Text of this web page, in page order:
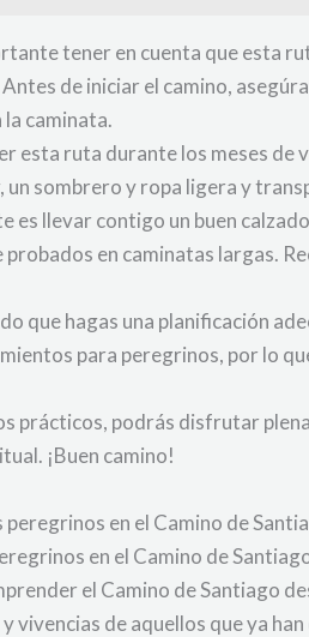
tener en cuenta que esta
de iniciar el camino,
caminata.
esta ruta durante los meses de
sombrero y ropa ligera y
llevar contigo un buen
en caminatas largas.
que hagas una planificación
para peregrinos, por lo
prácticos, podrás disfrutar
¡Buen camino!
en el Camino de
en el Camino de
el Camino de Santiago
vivencias de aquellos que ya